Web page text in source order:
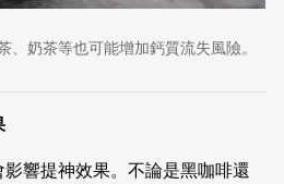
、奶茶等也可能增加鈣質流失風險。
響提神效果。不論是黑咖啡還